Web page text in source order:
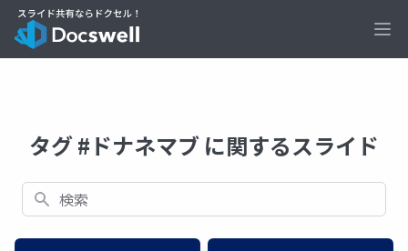
タグ #ドナネマブ に関するスライド
検索